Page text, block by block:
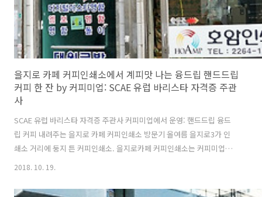
을지로 카페 커피인쇄소에서 계피맛 나는 융드립 핸드드립
커피 한 잔 by 커피미업: SCAE 유럽 바리스타 자격증 주관
사
SCAE 유럽 바리스타 자격증 주관사 커피미업에서 운영: 핸드드립 융드
립 커피 내려주는 을지로 카페 커피인쇄소 방문기 올여름 을지로3가 인
쇄소 거리에 둥지 튼 커피인쇄소. 을지로카페 커피인쇄소는 커피미업에
서 운영 → coffeemeup.kr / 커피미업: SCAE 유럽 바리스타 자격증 주
두 구입부터 볶음 추출에 이르기까지 고집스레 작가주의 정신으로 (아이
2018. 10. 19.